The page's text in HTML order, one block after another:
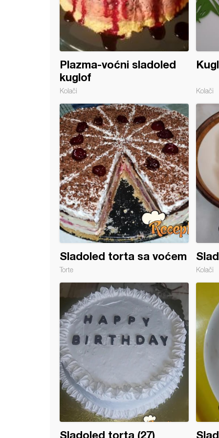
Plazma-voćni sladoled
kuglof
Kolači Kolači
Sladoled torta sa voćem
Torte Kolači
Sladoled torta (27)
torta sa čokoladnim kremama